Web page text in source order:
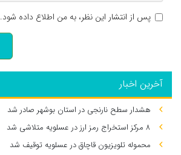
پس از انتشار این نظر، به من اطلاع داده شود.
آخرین اخبار
هشدار سطح نارنجی در استان بوشهر صادر شد
۸ مرکز استخراج رمز ارز در عسلویه متلاشی شد
محموله تلویزیون قاچاق در عسلویه توقیف شد